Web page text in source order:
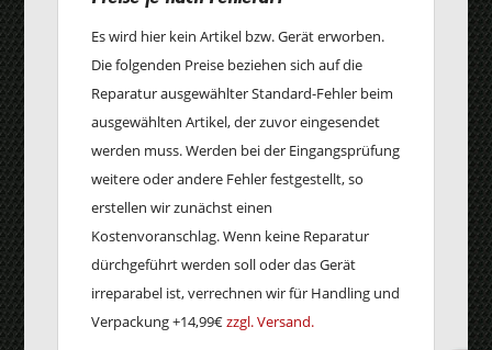
Es wird hier kein Artikel bzw. Gerät erworben.
Die folgenden Preise beziehen sich auf die
Reparatur ausgewählter Standard-Fehler beim
ausgewählten Artikel, der zuvor eingesendet
werden muss. Werden bei der Eingangsprüfung
weitere oder andere Fehler festgestellt, so
erstellen wir zunächst einen
Kostenvoranschlag. Wenn keine Reparatur
dürchgeführt werden soll oder das Gerät
irreparabel ist, verrechnen wir für Handling und
Verpackung +14,99€zzgl. Versand.